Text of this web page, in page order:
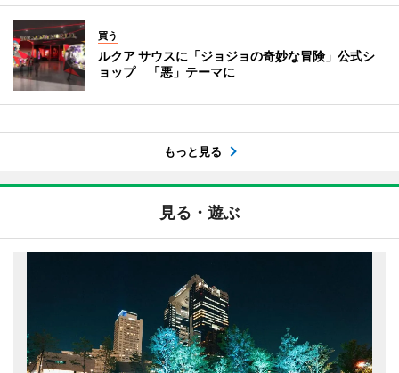
買う
ルクア サウスに「ジョジョの奇妙な冒険」公式シ
ョップ 「悪」テーマに
もっと見る
見る・遊ぶ